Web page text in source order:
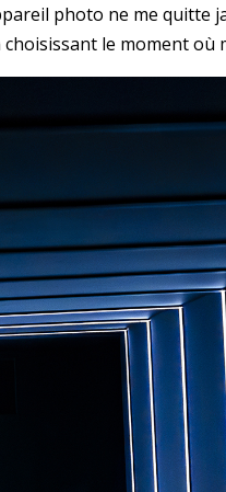
photo ne me quitte
le moment où